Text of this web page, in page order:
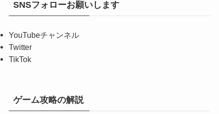
SNSフォローお願いします
YouTubeチャンネル
Twitter
TikTok
ゲーム攻略の解説